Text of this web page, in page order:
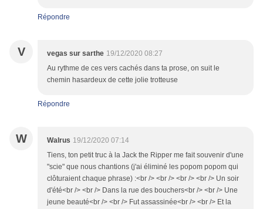
Répondre
V vegas sur sarthe 19/12/2020 08:27
Au rythme de ces vers cachés dans ta prose, on suit le
chemin hasardeux de cette jolie trotteuse
Répondre
W Walrus 19/12/2020 07:14
Tiens, ton petit truc à la Jack the Ripper me fait souvenir d'une
"scie" que nous chantions (j'ai éliminé les popom popom qui
clôturaient chaque phrase) :<br /> <br /> <br /> <br /> Un soir
d'été<br /> <br /> Dans la rue des bouchers<br /> <br /> Une
jeune beauté<br /> <br /> Fut assassinée<br /> <br /> Et la